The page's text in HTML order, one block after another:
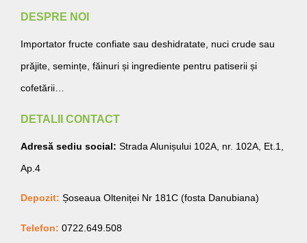
DESPRE NOI
Importator fructe confiate sau deshidratate, nuci crude sau
prăjite, semințe, făinuri și ingrediente pentru patiserii și
cofetării…
DETALII CONTACT
Adresă sediu social: Strada Alunișului 102A, nr. 102A, Et.1,
Ap.4
Depozit: Șoseaua Olteniței Nr 181C (fosta Danubiana)
Telefon: 0722.649.508